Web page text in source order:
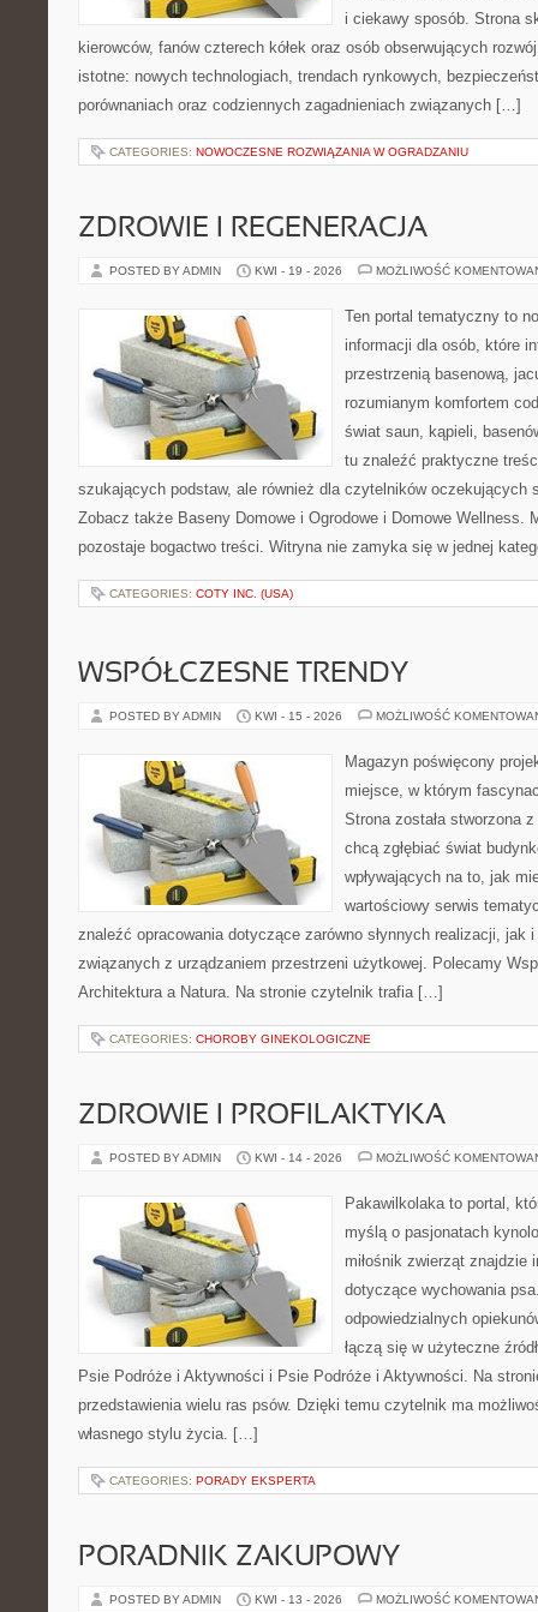
i ciekawy sposób. Strona
kierowców, fanów czterech kółek oraz osób obserwujących
istotne: nowych technologiach, trendach rynkowych,
porównaniach oraz codziennych zagadnieniach związanych […]
CATEGORIES: NOWOCZESNE ROZWIĄZANIA W OGRADZANIU
ZDROWIE I REGENERACJA
POSTED BY ADMIN KWI - 19 - 2026 MOŻLIWOŚĆ
Ten portal tematyczny to
informacji dla osób, które
przestrzenią basenową,
rozumianym komfortem
świat saun, kąpieli,
tu znaleźć praktyczne
szukających podstaw, ale również dla czytelników oczekujących
Zobacz także Baseny Domowe i Ogrodowe i Domowe Wellness.
pozostaje bogactwo treści. Witryna nie zamyka się w jednej
CATEGORIES: COTY INC. (USA)
WSPÓŁCZESNE TRENDY
POSTED BY ADMIN KWI - 15 - 2026 MOŻLIWOŚĆ
Magazyn poświęcony
miejsce, w którym
Strona została stworzona
chcą zgłębiać świat
wpływających na to, jak
wartościowy serwis
znaleźć opracowania dotyczące zarówno słynnych realizacji, jak
związanych z urządzaniem przestrzeni użytkowej. Polecamy
Architektura a Natura. Na stronie czytelnik trafia […]
CATEGORIES: CHOROBY GINEKOLOGICZNE
ZDROWIE I PROFILAKTYKA
POSTED BY ADMIN KWI - 14 - 2026 MOŻLIWOŚĆ
Pakawilkolaka to portal,
myślą o pasjonatach
miłośnik zwierząt znajdzie
dotyczące wychowania
odpowiedzialnych
łączą się w użyteczne
Psie Podróże i Aktywności i Psie Podróże i Aktywności. Na
przedstawienia wielu ras psów. Dzięki temu czytelnik ma
własnego stylu życia. […]
CATEGORIES: PORADY EKSPERTA
PORADNIK ZAKUPOWY
POSTED BY ADMIN KWI - 13 - 2026 MOŻLIWOŚĆ